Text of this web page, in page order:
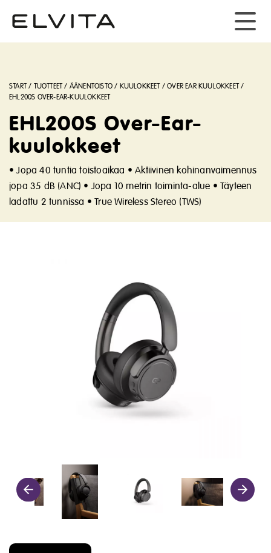
START/ TUOTTEET/ ÄÄNENTOISTO / KUULOKKEET/OVER EAR KUULOKKEET/
EHL200S OVER-EAR-KUULOKKEET
EHL200S Over-Ear-
kuulokkeet
• Jopa 40 tuntia toistoaikaa • Aktiivinen kohinanvaimennus
jopa 35 dB (ANC) • Jopa 10 metrin toiminta-alue • Täyteen
ladattu 2 tunnissa • True Wireless Stereo (TWS)